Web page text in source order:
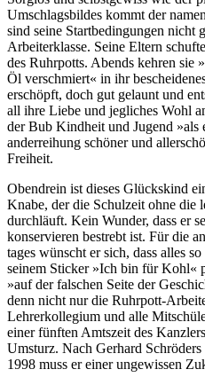
Umschlags­bildes kommt der
sind seine Start­bedin­gungen nicht
Arbeiter­klasse. Seine Eltern
des Ruhrpotts. Abends kehren sie
Öl ver­schmiert« in ihr
erschöpft, doch gut gelaunt und
all ihre Liebe und jegliches Wohl
der Bub Kindheit und Jugend
ander­reihung schöner und
Freiheit.
Obendrein ist dieses Glückskind
Knabe, der die Schulzeit ohne die
durch­läuft. Kein Wunder, dass er
konser­vieren bestrebt ist. Für die
tages wünscht er sich, dass alles
seinem Sticker »Ich bin für Kohl«
»auf der falschen Seite der
denn nicht nur die Ruhrpott-
Lehrer­kollegium und alle
einer fünften Amtszeit des
Umsturz. Nach Gerhard
1998 muss er einer unge­wissen